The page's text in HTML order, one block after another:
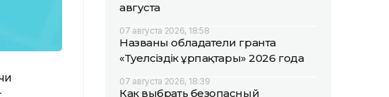
августа
07 августа 2026, 18:58
Названы обладатели гранта
«Тәуелсіздік ұрпақтары» 2026 года
07 августа 2026, 18:39
Как выбрать безопасный